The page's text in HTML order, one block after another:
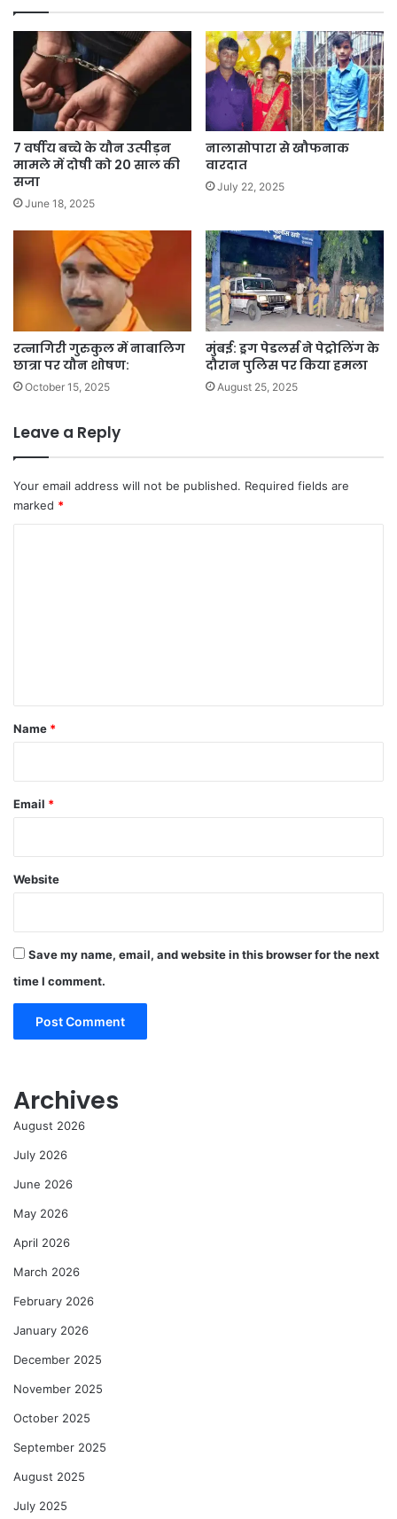
7 वर्षीय बच्चे के यौन उत्पीड़न
मामले में दोषी को 20 साल की
सजा
June 18, 2025
नालासोपारा से खौफनाक
वारदात
July 22, 2025
रत्नागिरी गुरुकुल में नाबालिग
छात्रा पर यौन शोषण:
October 15, 2025
मुंबई: ड्रग पेडलर्स ने पेट्रोलिंग के
दौरान पुलिस पर किया हमला
August 25, 2025
Leave a Reply
Your email address will not be published. Required fields are
marked *
*
Name *
Email *
Website
Save my name, email, and website in this browser for the next
time I comment.
Archives
August 2026
July 2026
June 2026
May 2026
April 2026
March 2026
February 2026
January 2026
December 2025
November 2025
October 2025
September 2025
August 2025
July 2025